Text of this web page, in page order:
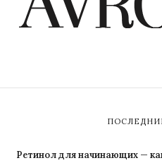
Ретинол для начинающих —